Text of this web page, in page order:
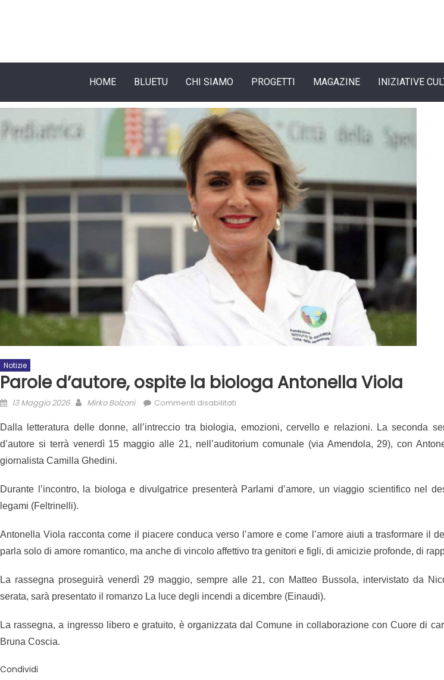
HOME BLUETU CHI SIAMO PROGETTI MAGAZINE INIZIATIVE
Notizie
Parole d’autore, ospite la biologa Antonella Viola
13 Maggio 2026 Mirko Bolzoni Commenti disabilitati
Dalla letteratura delle donne, all’intreccio tra biologia, emozioni, cervello e relazioni. La seconda
d’autore si terrà venerdì 15 maggio alle 21, nell’auditorium comunale (via Amendola, 29), con
giornalista Camilla Ghedini.
Durante l’incontro, la biologa e divulgatrice presenterà Parlami d’amore, un viaggio scientifico nel
legami (Feltrinelli).
Antonella Viola racconta come il piacere conduca verso l’amore e come l’amore aiuti a trasformare il
parla solo di amore romantico, ma anche di vincolo affettivo tra genitori e figli, di amicizie profonde, di
La rassegna proseguirà venerdì 29 maggio, sempre alle 21, con Matteo Bussola, intervistato da
serata, sarà presentato il romanzo La luce degli incendi a dicembre (Einaudi).
La rassegna, a ingresso libero e gratuito, è organizzata dal Comune in collaborazione con Cuore di
Bruna Coscia.
Condividi